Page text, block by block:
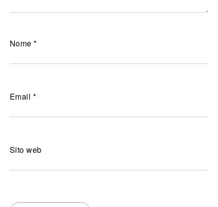
Nome*
Email *
Sito web